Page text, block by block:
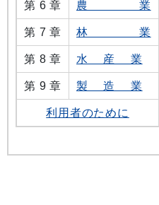
第 6 章 農 業
第 7 章 林 業
第 8 章 水 産 業
第 9 章 製 造 業
利用者のために